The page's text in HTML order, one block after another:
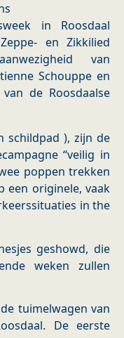
in Roosdaal
en Zikkilied
van
Schouppe en
de Roosdaalse
schildpad ), zijn de
“veilig in
poppen trekken
een originele, vaak
in the
geshowd, die
weken zullen
tuimelwagen van
De eerste